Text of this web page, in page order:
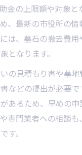
金の上限額や対象と
、最新の市役所の情
は、墓石の撤去費
となります。
の見積もり書や墓
などの提出が必要で
あるため、早めの
専門業者への相談
す。